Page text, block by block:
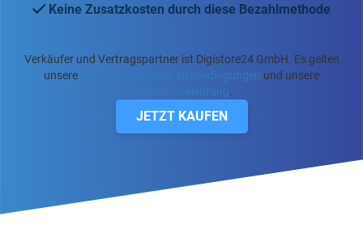
Keine Zusatzkosten durch diese Bezahlmethode
Verkäufer und Vertragspartner ist Digistore24 GmbH. Es gelten
unsere
Allgemeinen Geschäftsbedingungen und unsere
Widerrufsbelehrung.
JETZT KAUFEN